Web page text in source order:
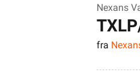
Nexans
fra